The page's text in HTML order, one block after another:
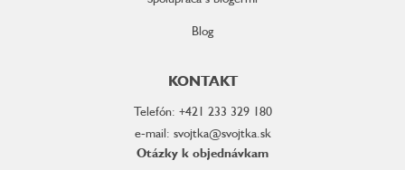
Blog
KONTAKT
Telefón: +421 233 329 180
e-mail: svojtka@svojtka.sk
Otázky k objednávkam